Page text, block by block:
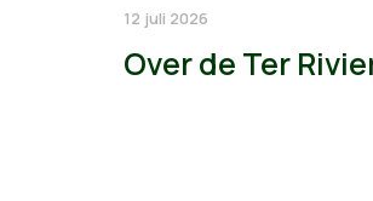
12 juli 2026
Over de Ter